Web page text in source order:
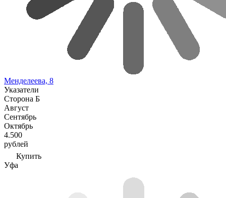
Менделеева, 8
Указатели
Сторона Б
Август
Сентябрь
Октябрь
4.500
рублей
Купить
Уфа